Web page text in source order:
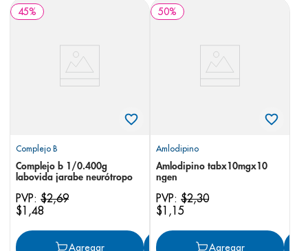
45%
Complejo B
Complejo b 1/0.400g
labovida jarabe neurótropo
PVP: $2,69
$1 ,48
Agregar Agregar
50%
Amlodipino
Amlodipino tabx10mgx10
ngen
PVP: $2,30
$1 ,15
Agregar